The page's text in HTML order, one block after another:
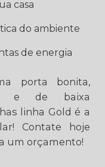
casa
do ambiente
de energia
porta bonita,
e de baixa
linha Gold é a
Contate hoje
um orçamento!